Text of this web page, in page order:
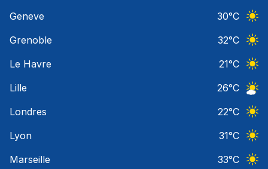
Geneve
30°C
Grenoble
32°C
Le Havre
21°C
Lille
26°C
Londres
22°C
Lyon
31°C
Marseille
33°C